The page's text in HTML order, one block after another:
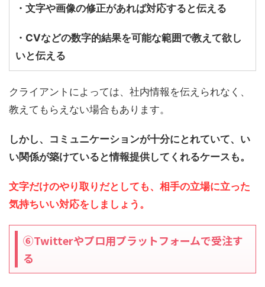
・文字や画像の修正があれば対応すると伝える
・CVなどの数字的結果を可能な範囲で教えて欲し
いと伝える
クライアントによっては、社内情報を伝えられなく、
教えてもらえない場合もあります。
しかし、コミュニケーションが十分にとれていて、い
い関係が築けていると情報提供してくれるケースも。
文字だけのやり取りだとしても、相手の立場に立った
気持ちいい対応をしましょう。
⑥Twitterやプロ用プラットフォームで受注す
る